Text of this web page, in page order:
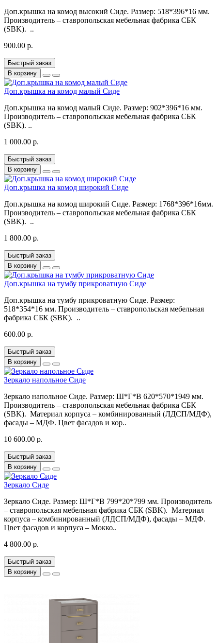
Доп.крышка на комод высокий Сиде. Размер: 518*396*16 мм.
Производитель – ставропольская мебельная фабрика СБК
(SBK). ..
900.00 р.
Быстрый заказ
В корзину
Доп.крышка на комод малый Сиде
Доп.крышка на комод малый Сиде. Размер: 902*396*16 мм.
Производитель – ставропольская мебельная фабрика СБК
(SBK). ..
1 000.00 р.
Быстрый заказ
В корзину
Доп.крышка на комод широкий Сиде
Доп.крышка на комод широкий Сиде. Размер: 1768*396*16мм.
Производитель – ставропольская мебельная фабрика СБК
(SBK). ..
1 800.00 р.
Быстрый заказ
В корзину
Доп.крышка на тумбу прикроватную Сиде
Доп.крышка на тумбу прикроватную Сиде. Размер:
518*354*16 мм. Производитель – ставропольская мебельная
фабрика СБК (SBK). ..
600.00 р.
Быстрый заказ
В корзину
Зеркало напольное Сиде
Зеркало напольное Сиде. Размер: Ш*Г*В 620*570*1949 мм.
Производитель – ставропольская мебельная фабрика СБК
(SBK). Материал корпуса – комбинированный (ЛДСП/МДФ),
фасады – МДФ. Цвет фасадов и кор..
10 600.00 р.
Быстрый заказ
В корзину
Зеркало Сиде
Зеркало Сиде. Размер: Ш*Г*В 799*20*799 мм. Производитель
– ставропольская мебельная фабрика СБК (SBK). Материал
корпуса – комбинированный (ЛДСП/МДФ), фасады – МДФ.
Цвет фасадов и корпуса – Мокко..
4 800.00 р.
Быстрый заказ
В корзину